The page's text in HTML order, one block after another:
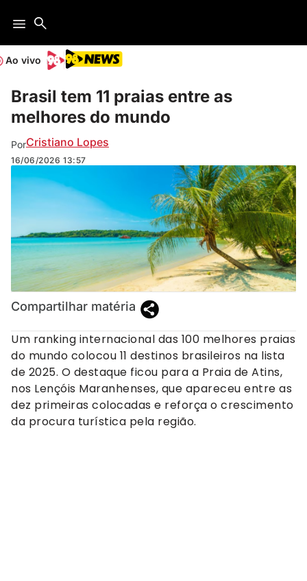
Ao vivo
Brasil tem 11 praias entre as
melhores do mundo
PorCristiano Lopes
16/06/2026 13:57
Compartilhar matéria
Um ranking internacional das 100 melhores praias
do mundo colocou 11 destinos brasileiros na lista
de 2025. O destaque ficou para a Praia de Atins,
nos Lençóis Maranhenses, que apareceu entre as
dez primeiras colocadas e reforça o crescimento
da procura turística pela região.